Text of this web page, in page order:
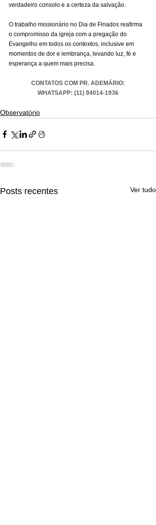
verdadeiro consolo e a certeza da salvação.
O trabalho missionário no Dia de Finados reafirma
o compromisso da igreja com a pregação do
Evangelho em todos os contextos, inclusive em
momentos de dor e lembrança, levando luz, fé e
esperança a quem mais precisa.
CONTATOS COM PR. ADEMÁRIO:
WHATSAPP: (11) 94014-1936
Observatório
Posts recentes Ver tudo